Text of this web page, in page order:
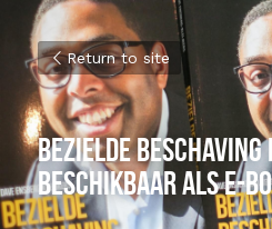
Return to site
Bezielde Beschaving
beschikbaar als e-